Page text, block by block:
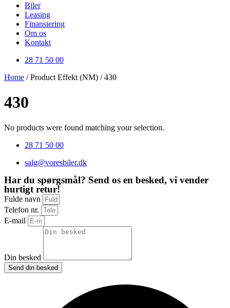
Biler
Leasing
Finansiering
Om os
Kontakt
28 71 50 00
Home / Product Effekt (NM) / 430
430
No products were found matching your selection.
28 71 50 00
salg@voresbiler.dk
Har du spørgsmål? Send os en besked, vi vender
hurtigt retur!
Fulde navn
Telefon nr.
E-mail
Din besked
Send din besked